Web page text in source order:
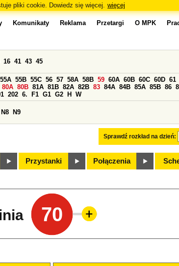
pliki cookie. Dowiedz się więcej. więcej
Komunikaty Reklama Przetargi O MPK
Sprawdź rozkład na dzień:
16 41 43 45
55A 55B 55C 56 57 58A 58B 59 60A 60B 60C 60D 61
80A 80B 81A 81B 82A 82B 83 84A 84B 85A 85B 86
202 6. F1 G1 G2 H W
N8 N9
Przystanki Połączenia
70